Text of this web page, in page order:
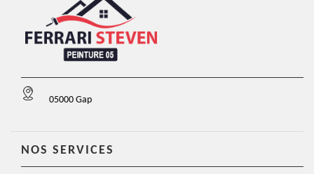
05000 Gap
NOS SERVICES